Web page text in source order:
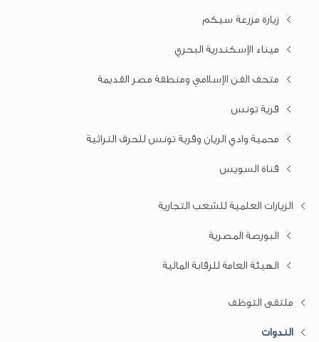
زيارة مزرعة سيكم
ميناء الإسكندرية البحري
متحف الفن الإسلامي ومنطقة مصر القديمة
قرية تونس
محمية وادي الريان وقرية تونس للحرف التراثية
قناة السويس
الزيارات العلمية للشعب التجارية
البورصة المصرية
الهيئة العامة للرقابة المالية
ملتقى التوظف
الندوات